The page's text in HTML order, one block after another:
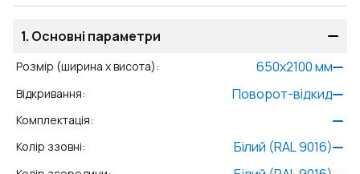
1. Основні параметри
Розмір (ширина x висота): 650x2100мм
Відкривання: Поворот-відкид
Комплектація:
Колір ззовні: Білий (RAL 9016)